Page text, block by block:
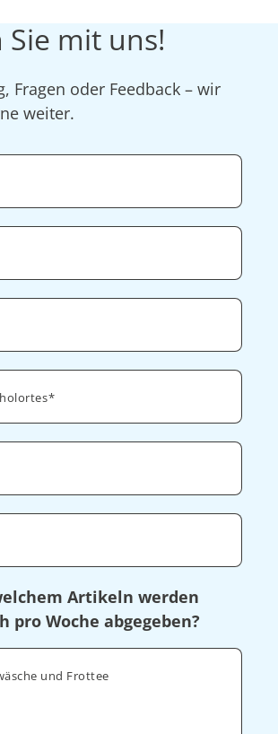
Sie mit uns!
Fragen oder Feedback – wir
weiter.
Artikeln werden
Woche abgegeben?
und Frottee